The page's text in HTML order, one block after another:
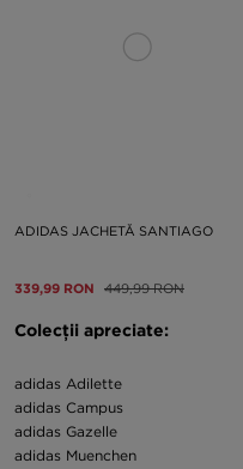
ADIDAS JACHETĂ SANTIAGO
339,99 RON 449,99 RON
Colecții apreciate:
adidas Adilette
adidas Campus
adidas Gazelle
adidas Muenchen